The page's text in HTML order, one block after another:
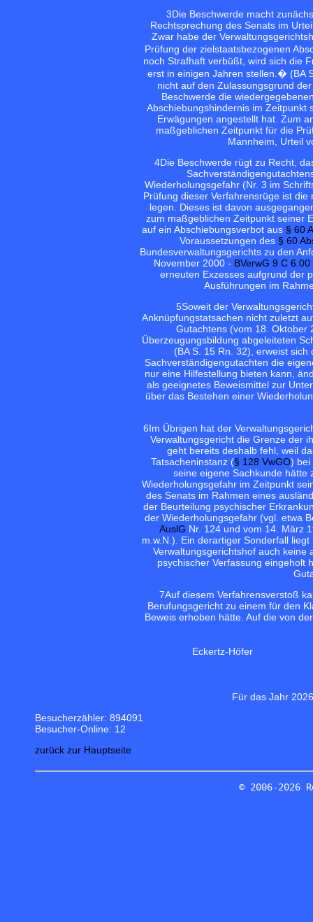
3Die Beschwerde macht
Rechtsprechung des Senats im
Zwar habe der
Prüfung der zielstaatsbezogenen
noch Strafhaft verbüßt, wird sich die
erst in einigen Jahren stellen.� (BA
nicht auf den Zulassungsgrund
Beschwerde die
Abschiebungshindernis im Zeitpunkt
Erwägungen angestellt hat. Zum
maßgeblichen Zeitpunkt für die
Mannheim, Urteil
4Die Beschwerde rügt zu Recht,
Wiederholungsgefahr (Nr. 3 im
Prüfung dieser Verfahrensrüge ist
legen. Dieses ist davon
zum maßgeblichen Zeitpunkt seiner
auf ein Abschiebungsverbot aus § 60
Voraussetzungen des § 60
Bundesverwaltungsgerichts zu den
November 2000 - BVerwG 9 C 6.00
erneuten Exzesses aufgrund der
Ausführungen im
5Soweit der
Anknüpfungstatsachen nicht zuletzt
Gutachtens (vom 18. Oktober
Überzeugungsbildung abgeleiteten
(BA S. 15 Rn. 32), erweist
Sachverständigengutachten die
nur eine Hilfestellung bieten kann,
als geeignetes Beweismittel zur
über das Bestehen einer
6Im Übrigen hat der
Verwaltungsgericht die Grenze der
geht bereits deshalb fehl, weil
Tatsacheninstanz (§ 128 VwGO) bei
seine eigene Sachkunde hätte
Wiederholungsgefahr im Zeitpunkt
des Senats im Rahmen eines
der Beurteilung psychischer
der Wiederholungsgefahr (vgl. etwa
AuslG Nr. 124 und vom 14. März
m.w.N.). Ein derartiger Sonderfall
Verwaltungsgerichtshof auch keine
psychischer Verfassung eingeholt
7Auf diesem Verfahrensverstoß
Berufungsgericht zu einem für den
Beweis erhoben hätte. Auf die von
Eckertz-Höfer
Für das Jahr
Besucherzähler: 894091
Besucher-Online: 12
zurück zur Hauptseite
© 2006-2026